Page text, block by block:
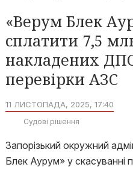
«Верум Блек
сплатити 7,5
накладених
перевірки АЗС
11 ЛИСТОПАДА, 2025, 17:40
Судові рішення
Запорізький окружний
Блек Аурум» у скасуванні